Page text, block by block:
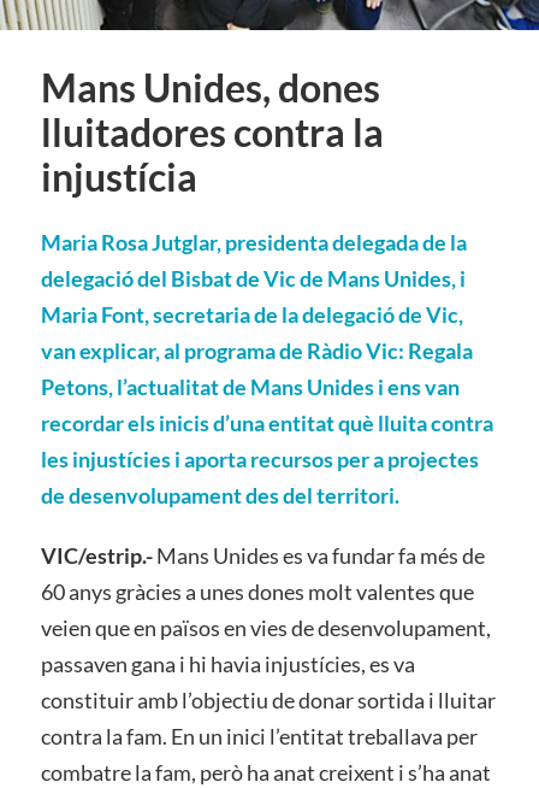
Mans Unides, dones
lluitadores contra la
injustícia
Maria Rosa Jutglar, presidenta delegada de la
delegació del Bisbat de Vic de Mans Unides, i
Maria Font, secretaria de la delegació de Vic,
van explicar, al programa de Ràdio Vic: Regala
Petons, l’actualitat de Mans Unides i ens van
recordar els inicis d’una entitat què lluita contra
les injustícies i aporta recursos per a projectes
de desenvolupament des del territori.
VIC/estrip.- Mans Unides es va fundar fa més de
60 anys gràcies a unes dones molt valentes que
veien que en països en vies de desenvolupament,
passaven gana i hi havia injustícies, es va
constituir amb l’objectiu de donar sortida i lluitar
contra la fam. En un inici l’entitat treballava per
combatre la fam, però ha anat creixent i s’ha anat